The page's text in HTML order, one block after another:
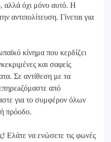
αλλά όχι μόνο αυτό. Η
αντιπολίτευση. Γίνεται για
κίνημα που κερδίζει
και σαφείς
Σε αντίθεση με τα
από
για το συμφέρον όλων
πρόοδο.
Ελάτε να ενώσετε τις φωνές